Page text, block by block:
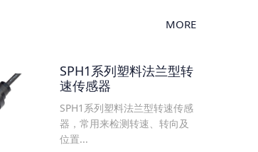
MORE
SPH1系列塑料法兰型转
速传感器
SPH1系列塑料法兰型转速传感
器，常用来检测转速、转向及
位置...